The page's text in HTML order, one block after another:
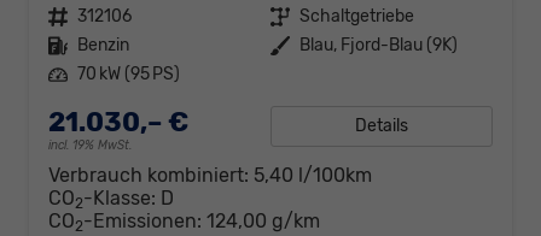
Fahrzeugnr. 312106 Getriebe Schaltgetriebe
Kraftstoff Benzin Außenfarbe Blau, Fjord-Blau (9K)
Leistung 70 kW (95 PS)
21.030,– €
incl. 19% MwSt.
Details
Verbrauch kombiniert: 5,40 l/100km
CO2-Klasse: D
CO2-Emissionen: 124,00 g/km